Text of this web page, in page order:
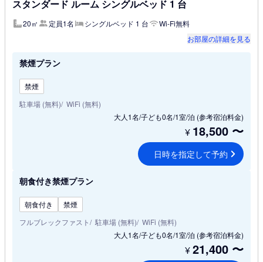
スタンダード ルーム シングルベッド 1 台
20㎡ 定員1名 シングルベッド 1 台
Wi-Fi無料
お部屋の詳細を見る
禁煙プラン
禁煙
駐車場 (無料) WiFi (無料)
大人1名/子ども0名/1室/泊 (参考宿泊料金)
¥ 18,500 〜
日時を指定して予約
朝食付き禁煙プラン
朝食付き
禁煙
フルブレックファスト
駐車場 (無料) WiFi (無料)
大人1名/子ども0名/1室/泊 (参考宿泊料金)
¥21,400 〜